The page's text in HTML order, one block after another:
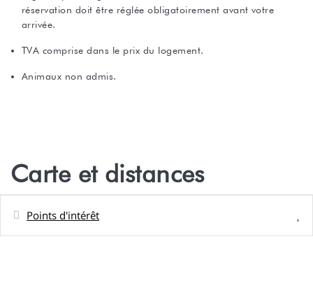
réservation doit être réglée obligatoirement avant votre
arrivée.
TVA comprise dans le prix du logement.
Animaux non admis.
Carte et distances
Points d'intérêt